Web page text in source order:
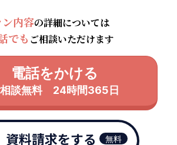
ン内容の詳細については
でも ご相談いただけます
電話をかける
談無料 24時間365日
資料請求をする 無料